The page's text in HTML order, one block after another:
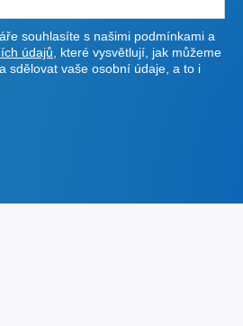
souhlasíte s našimi podmínkami a
údajů , které vysvětlují, jak můžeme
sdělovat vaše osobní údaje, a to i